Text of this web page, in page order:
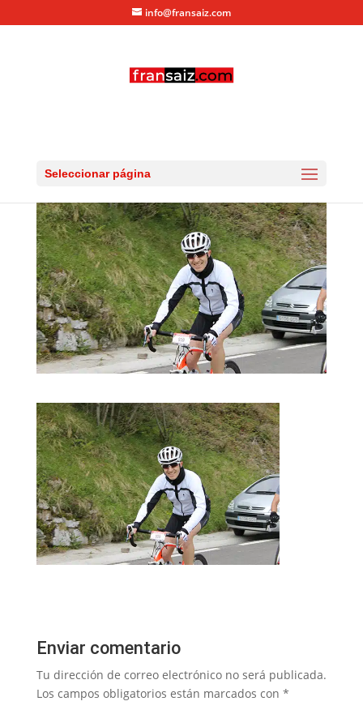
info@fransaiz.com
Seleccionar página
Enviar comentario
Tu dirección de correo electrónico no será publicada.
Los campos obligatorios están marcados con *